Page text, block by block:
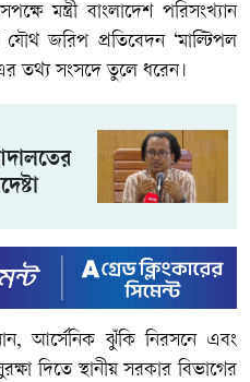
মন্ত্রী বাংলাদেশ পরিসংখ্যান
জরিপ প্রতিবেদন ‘মাল্টিপল
এর তথ্য সংসদে তুলে ধরেন।
আর্সেনিক ঝুঁকি নিরসনে এবং
দিতে স্থানীয় সরকার বিভাগের